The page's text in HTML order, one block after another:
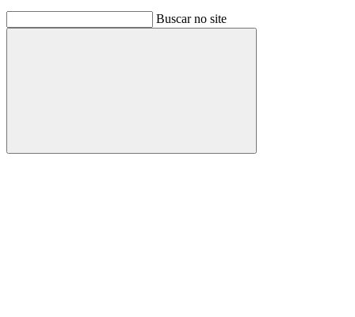
Buscar no site
Buscar